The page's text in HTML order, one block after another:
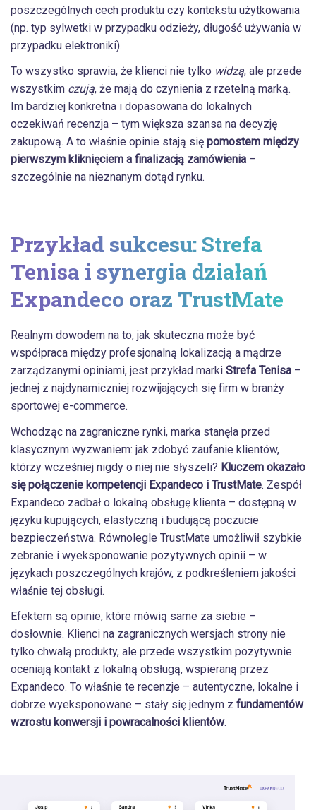
poszczególnych cech produktu czy kontekstu użytkowania
(np. typ sylwetki w przypadku odzieży, długość używania w
przypadku elektroniki).
To wszystko sprawia, że klienci nie tylko widzą, ale przede
wszystkim czują, że mają do czynienia z rzetelną marką.
Im bardziej konkretna i dopasowana do lokalnych
oczekiwań recenzja – tym większa szansa na decyzję
zakupową. A to właśnie opinie stają się pomostem między
pierwszym kliknięciem a finalizacją zamówienia –
szczególnie na nieznanym dotąd rynku.
Przykład sukcesu: Strefa
Tenisa i synergia działań
Expandeco oraz TrustMate
Realnym dowodem na to, jak skuteczna może być
współpraca między profesjonalną lokalizacją a mądrze
zarządzanymi opiniami, jest przykład marki Strefa Tenisa –
jednej z najdynamiczniej rozwijających się firm w branży
sportowej e-commerce.
Wchodząc na zagraniczne rynki, marka stanęła przed
klasycznym wyzwaniem: jak zdobyć zaufanie klientów,
którzy wcześniej nigdy o niej nie słyszeli? Kluczem okazało
się połączenie kompetencji Expandeco i TrustMate. Zespół
Expandeco zadbał o lokalną obsługę klienta – dostępną w
języku kupujących, elastyczną i budującą poczucie
bezpieczeństwa. Równolegle TrustMate umożliwił szybkie
zebranie i wyeksponowanie pozytywnych opinii – w
językach poszczególnych krajów, z podkreśleniem jakości
właśnie tej obsługi.
Efektem są opinie, które mówią same za siebie –
dosłownie. Klienci na zagranicznych wersjach strony nie
tylko chwalą produkty, ale przede wszystkim pozytywnie
oceniają kontakt z lokalną obsługą, wspieraną przez
Expandeco. To właśnie te recenzje – autentyczne, lokalne i
dobrze wyeksponowane – stały się jednym z fundamentów
wzrostu konwersji i powracalności klientów.